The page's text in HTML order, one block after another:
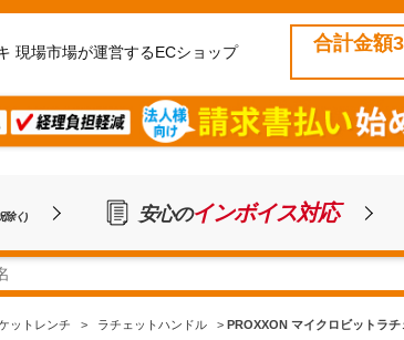
現場市場が運営するECショップ 合計金額
除く) 安心のインボイス対応
ットレンチ > ラチェットハンドル > PROXXON マイクロビットラチ